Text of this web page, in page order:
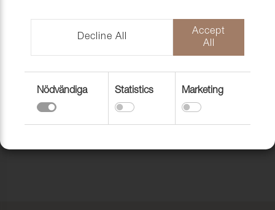
Decline All
Accept
All
Nödvändiga Statistics Marketing